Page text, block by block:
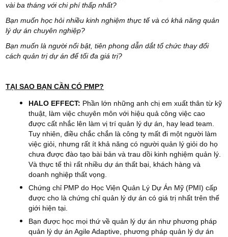
vài ba tháng với chi phí thấp nhất?
Bạn muốn học hỏi nhiều kinh nghiệm thực tế và có khả năng quản
lý dự án chuyên nghiệp?
Bạn muốn là người nổi bật, tiên phong dẫn dắt tổ chức thay đổi
cách quản trị dự án để tối đa giá trị?
TẠI SAO BẠN CẦN CÓ PMP?
HALO EFFECT: Phần lớn những anh chị em xuất thân từ kỹ
thuật, làm việc chuyên môn với hiệu quả công việc cao
được cất nhắc lên làm vị trí quản lý dự án, hay lead team.
Tuy nhiên, điều chắc chắn là công ty mất đi một người làm
việc giỏi, nhưng rất ít khả năng có người quản lý giỏi do họ
chưa được đào tạo bài bản và trau dồi kinh nghiệm quản lý.
Và thực tế thì rất nhiều dự án thất bại, khách hàng và
doanh nghiệp thất vọng.
Chứng chỉ PMP do Học Viện Quản Lý Dự Án Mỹ (PMI) cấp
được cho là chứng chỉ quản lý dự án có giá trị nhất trên thế
giới hiện tại.
Bạn được học mọi thứ về quản lý dự án như phương pháp
quản lý dự án Agile Adaptive, phương pháp quản lý dự án